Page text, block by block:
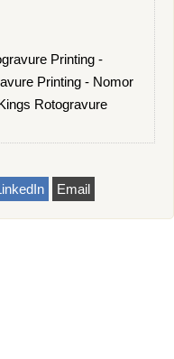
Printing -
Printing - Nomor
Rotogravure
Email